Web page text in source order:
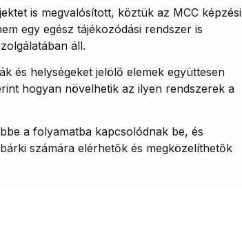
is megvalósított, köztük az MCC képzési
egy egész tájékozódási rendszer is
áll.
és helységeket jelölő elemek együttesen
hogyan növelhetik az ilyen rendszerek a
a folyamatba kapcsolódnak be, és
számára elérhetők és megközelíthetők